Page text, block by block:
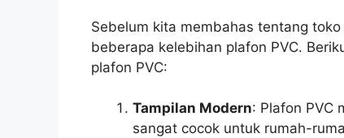
Sebelum kita membahas tentang
beberapa kelebihan plafon PVC.
plafon PVC:
Tampilan Modern: Plafon PVC
sangat cocok untuk rumah-